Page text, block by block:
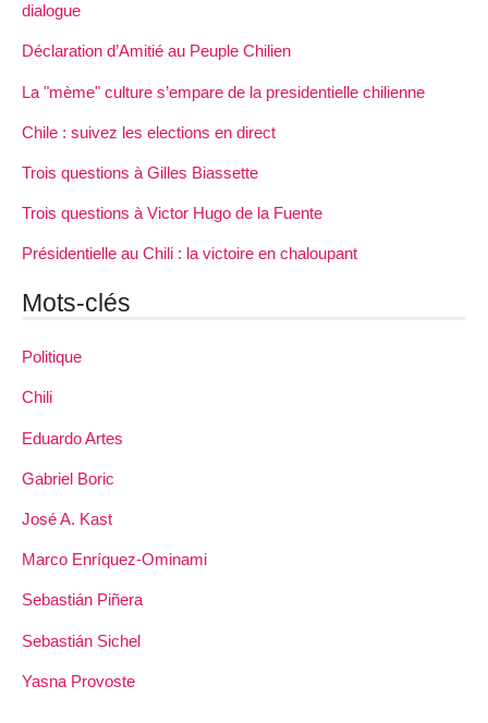
dialogue
Déclaration d’Amitié au Peuple Chilien
La "mème" culture s’empare de la presidentielle chilienne
Chile : suivez les elections en direct
Trois questions à Gilles Biassette
Trois questions à Victor Hugo de la Fuente
Présidentielle au Chili : la victoire en chaloupant
Mots-clés
Politique
Chili
Eduardo Artes
Gabriel Boric
José A. Kast
Marco Enríquez-Ominami
Sebastián Piñera
Sebastián Sichel
Yasna Provoste